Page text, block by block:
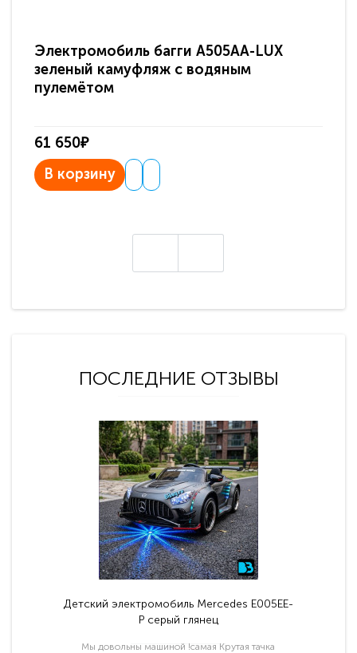
Электромобиль багги A505AA-LUX
зеленый камуфляж с водяным
пулемётом
61 650₽
В корзину
ПОСЛЕДНИЕ ОТЗЫВЫ
Детский электромобиль Mercedes E005EE-
P серый глянец
Мы довольны машиной !самая Крутая тачка